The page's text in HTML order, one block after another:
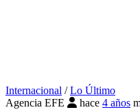
Internacional /Lo Último
Agencia EFE
hace 4 años